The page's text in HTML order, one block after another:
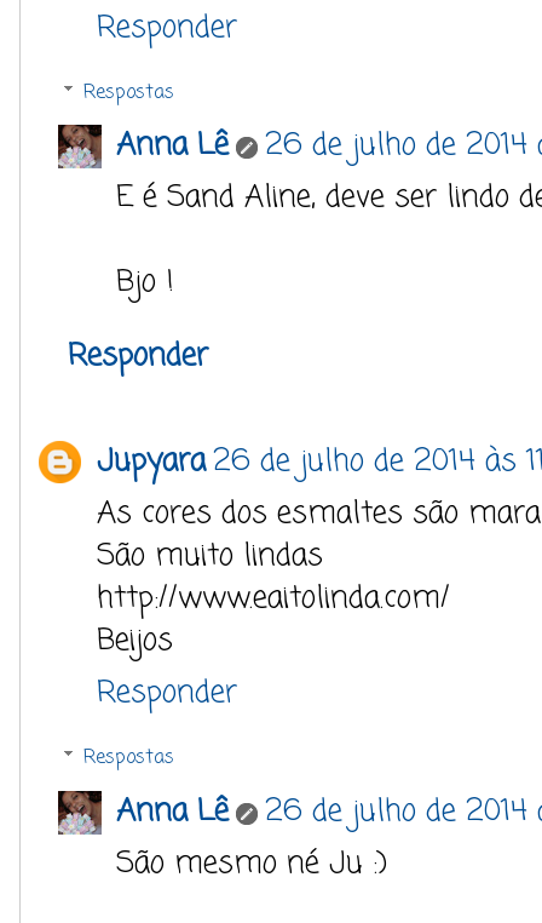
Responder
Respostas
Anna Lê
26 de julho de 2014
E é Sand Aline, deve ser lindo
Bjo !
Responder
Jupyara26 de julho de 2014 às
As cores dos esmaltes são
São muito lindas
http://www.eaitolinda.com/
Beijos
Responder
Respostas
Anna Lê
26 de julho de 2014
São mesmo né Ju :)